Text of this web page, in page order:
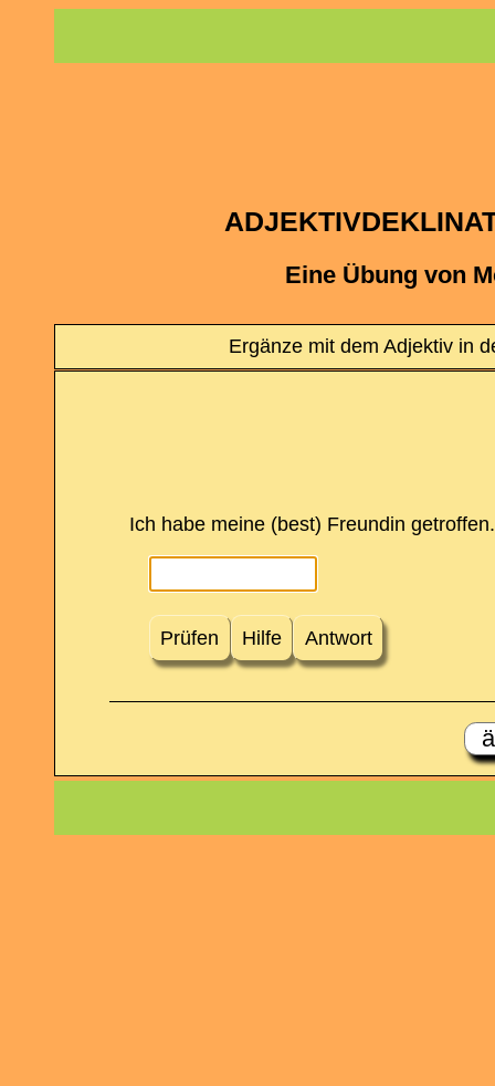
Eine Übung von
Ergänze mit dem Adjektiv in
Ich habe meine (best) Freundin getroffen.
Prüfen Hilfe Antwort
ä